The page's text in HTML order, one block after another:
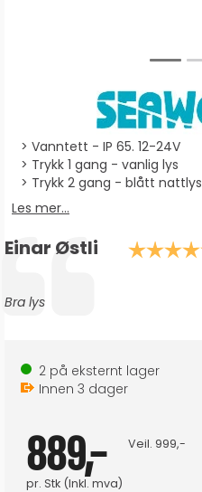
Vanntett - IP 65. 12-24V
Trykk 1 gang - vanlig lys
Trykk 2 gang - blått nattlys
Les mer...
Testimonial
Forfatter:
Einar Østli
Tekst:
Bra lys
2 på eksternt lager
Innen 3 dager
889,-
pr. Stk (Inkl. mva)
Veil. 999,-